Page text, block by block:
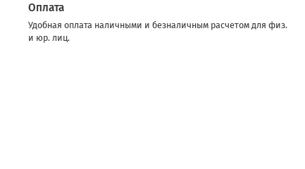
Оплата
Удобная оплата наличными и безналичным расчетом для физ.
и юр. лиц.